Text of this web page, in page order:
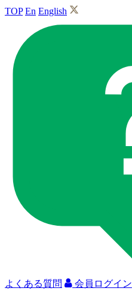
TOP En English
よくある質問 会員ログイン